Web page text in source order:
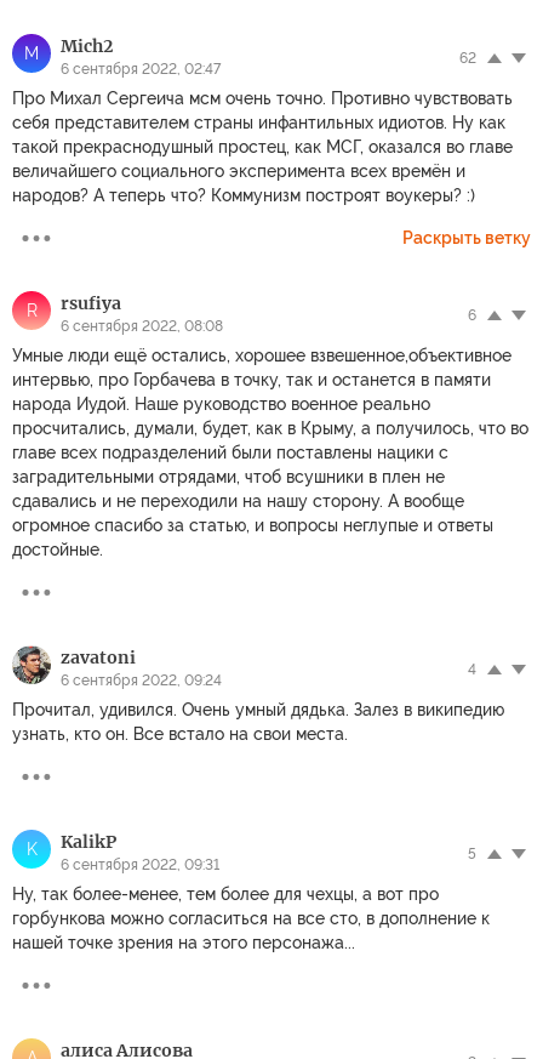
M Mich2
6 сентября 2022, 02:47
62
Про Михал Сергеича мсм очень точно. Противно чувствовать
себя представителем страны инфантильных идиотов. Ну как
такой прекраснодушный простец, как МСГ, оказался во главе
величайшего социального эксперимента всех времён и
народов? А теперь что? Коммунизм построят воукеры? :)
Раскрыть ветку
R rsufiya
6 сентября 2022, 08:08
6
Умные люди ещё остались, хорошее взвешенное,объективное
интервью, про Горбачева в точку, так и останется в памяти
народа Иудой. Наше руководство военное реально
просчитались, думали, будет, как в Крыму, а получилось, что во
главе всех подразделений были поставлены нацики с
заградительными отрядами, чтоб всушники в плен не
сдавались и не переходили на нашу сторону. А вообще
огромное спасибо за статью, и вопросы неглупые и ответы
достойные.
zavatoni
6 сентября 2022, 09:24
4
Прочитал, удивился. Очень умный дядька. Залез в википедию
узнать, кто он. Все встало на свои места.
K KalikP
6 сентября 2022, 09:31
5
Ну, так более-менее, тем более для чехцы, а вот про
горбункова можно согласиться на все сто, в дополнение к
нашей точке зрения на этого персонажа...
алиса Алисова